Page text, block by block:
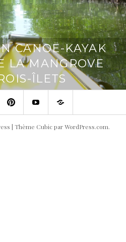
CANOË-KAYAK
LA MANGROVE
ÎLETS
PinterestYoutubeContact
| Thème Cubic parWordPress.com.